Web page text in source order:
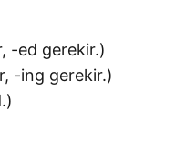
-ed gerekir.)
-ing gerekir.)